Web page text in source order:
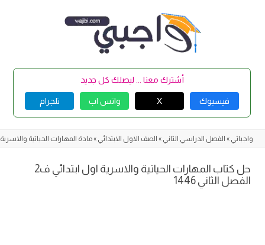
أشترك معنا ... ليصلك كل جديد
فيسبوك X واتس اب تلجرام
واجباتي » الفصل الدراسي الثاني » الصف الاول الابتدائي »مادة المهارات الحياتية والاسرية
حل كتاب المهارات الحياتية والاسرية اول ابتدائي ف2
الفصل الثاني 1446